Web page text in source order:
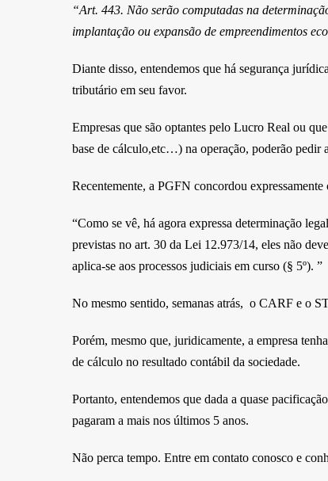
“Art. 443. Não serão computadas na
implantação ou expansão de empreendimentos
Diante disso, entendemos que há segurança
tributário em seu favor.
Empresas que são optantes pelo Lucro Real ou
base de cálculo,etc…) na operação, poderão pedir
Recentemente, a PGFN concordou
“Como se vê, há agora expressa determinação
previstas no art. 30 da Lei 12.973/14, eles não
aplica-se aos processos judiciais em curso (§ 5º). ”
No mesmo sentido, semanas atrás, o CARF e o
Porém, mesmo que, juridicamente, a empresa
de cálculo no resultado contábil da sociedade.
Portanto, entendemos que dada a quase
pagaram a mais nos últimos 5 anos.
Não perca tempo. Entre em contato conosco e